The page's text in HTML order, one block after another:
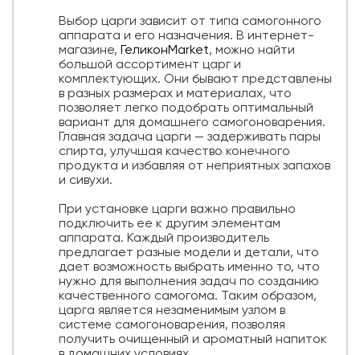
Выбор царги зависит от типа самогонного
аппарата и его назначения. В интернет-
магазине,
ГеликонMarket, можно найти
большой ассортимент царг и
комплектующих. Они бывают представлены
в разных размерах и материалах, что
позволяет легко подобрать оптимальный
вариант для домашнего самогоноварения.
Главная задача царги — задерживать пары
спирта, улучшая качество конечного
продукта и избавляя от неприятных запахов
и сивухи.
При установке царги важно правильно
подключить ее к другим элементам
аппарата. Каждый производитель
предлагает разные модели и детали, что
дает возможность выбрать именно то, что
нужно для выполнения задач по созданию
качественного самогома. Таким образом,
царга является незаменимым узлом в
системе самогоноварения, позволяя
получить очищенный и ароматный напиток